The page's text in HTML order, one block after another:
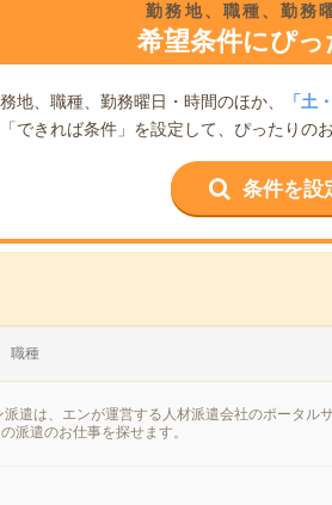
勤務地、職種、勤務
希望条件にぴ
地、職種、勤務曜日・時間のほか、 「土
できれば条件」を設定して、ぴったりの
条件を設
職種
遣は、エンが運営する人材派遣会社のポータ
派遣のお仕事を探せます。